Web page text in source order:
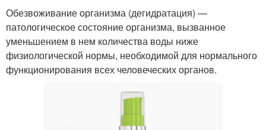
Обезвоживание организма (дегидратация) —
патологическое состояние организма, вызванное
уменьшением в нем количества воды ниже
физиологической нормы, необходимой для нормального
функционирования всех человеческих органов.